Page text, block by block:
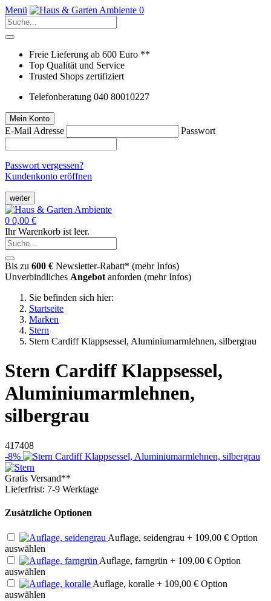
Menü 0
Freie Lieferung ab 600 Euro **
Top Qualität und Service
Trusted Shops zertifiziert
Telefonberatung 040 80010227
Mein Konto
E-Mail Adresse Passwort
Passwort vergessen?
Kundenkonto eröffnen
weiter
0 0,00 €
Ihr Warenkorb ist leer.
Bis zu 600 € Newsletter-Rabatt* (mehr Infos)
Unverbindliches Angebot anforden (mehr Infos)
Sie befinden sich hier:
Startseite
Marken
Stern
Stern Cardiff Klappsessel, Aluminiumarmlehnen, silbergrau
Stern Cardiff Klappsessel,
Aluminiumarmlehnen,
silbergrau
417408
-8%
Gratis Versand**
Lieferfrist: 7-9 Werktage
Zusätzliche Optionen
Auflage, seidengrau + 109,00 € Option
auswählen
Auflage, farngrün + 109,00 € Option
auswählen
Auflage, koralle + 109,00 € Option
auswählen